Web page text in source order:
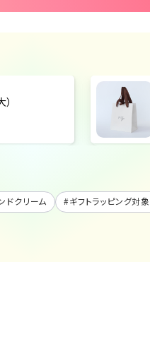
ドクリーム #ギフトラッピング対